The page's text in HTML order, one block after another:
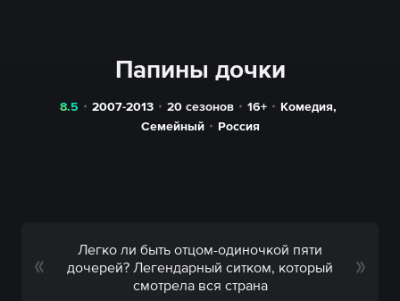
Папины дочки
8.5 2007-2013 20 сезонов 16+ Комедия,
Семейный
Россия
Легко ли быть отцом-одиночкой пяти
дочерей? Легендарный ситком, который
смотрела вся страна